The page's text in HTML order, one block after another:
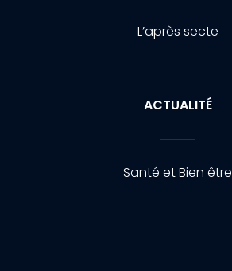
L’après secte
ACTUALITÉ
Santé et Bien être